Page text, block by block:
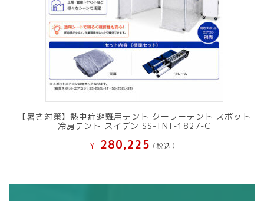
【暑さ対策】熱中症避難用テント クーラーテント スポット
冷房テント スイデン SS-TNT-1827-C
¥ 280,225 (税込）